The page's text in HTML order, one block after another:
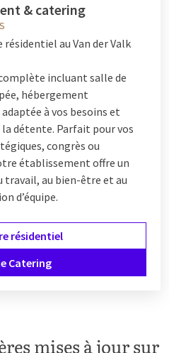
& catering
au Van der Valk
incluant salle de
hébergement
à vos besoins et
la détente. Parfait pour vos
congrès ou
établissement offre un
au bien-être et au
d’équipe.
résidentiel
Catering
mises à jour sur